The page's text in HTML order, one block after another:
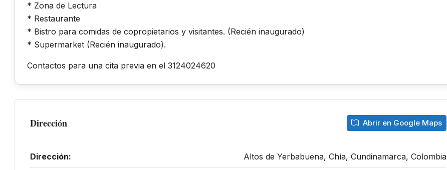
* Zona de Lectura
* Restaurante
* Bistro para comidas de copropietarios y visitantes. (Recién inaugurado)
* Supermarket (Recién inaugurado).
Contactos para una cita previa en el 3124024620
Dirección Abrir en Google Maps
Dirección: Altos de Yerbabuena, Chía, Cundinamarca, Colombia